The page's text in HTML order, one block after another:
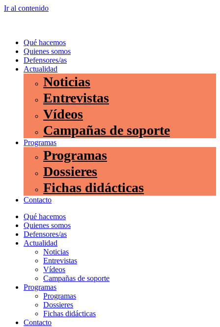
Ir al contenido
Qué hacemos
Quienes somos
Defensores/as
Actualidad
Noticias
Entrevistas
Vídeos
Campañas de soporte
Programas
Programas
Dossieres
Fichas didácticas
Contacto
Qué hacemos
Quienes somos
Defensores/as
Actualidad
Noticias
Entrevistas
Vídeos
Campañas de soporte
Programas
Programas
Dossieres
Fichas didácticas
Contacto